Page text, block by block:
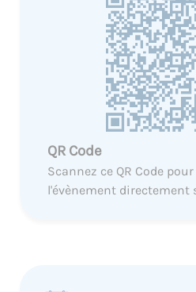
QR Code
Scannez ce QR Code
l'évènement directement